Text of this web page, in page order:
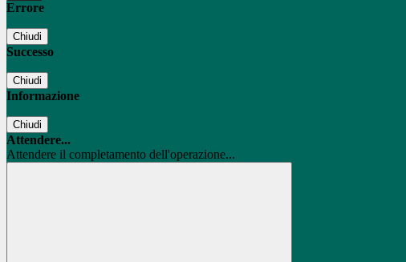
Errore
Chiudi
Successo
Chiudi
Informazione
Chiudi
Attendere...
Attendere il completamento dell'operazione...